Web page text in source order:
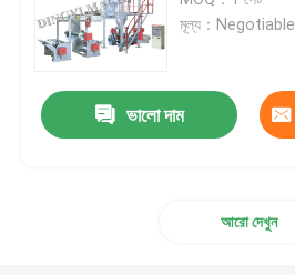
ফ্লেক্সোগ্রাফিক প্রিন্টিং মেশিন
সিআই ফ্লেক্সো প্রিন্টিং মেশিন
মূল্য：Negotiable
ভালো দাম
আরো দেখুন